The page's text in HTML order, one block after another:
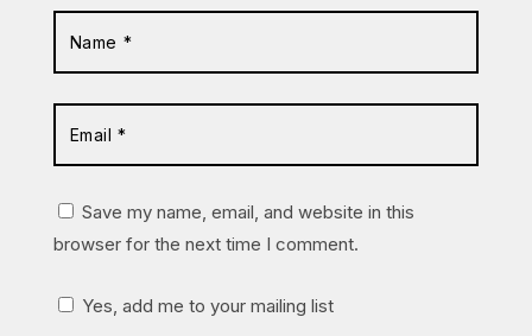
Save my name, email, and website in this
browser for the next time I comment.
Yes, add me to your mailing list